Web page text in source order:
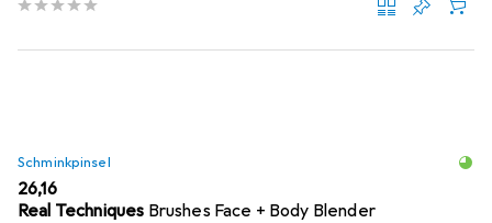
Schminkpinsel
EUR
26,16
Real Techniques Brushes Face + Body Blender